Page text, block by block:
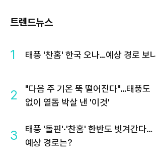
트렌드뉴스
1 태풍 '찬홈' 한국 오나…예상 경로 보니
2
"다음 주 기온 뚝 떨어진다"…태풍도
없이 열돔 박살 낸 '이것'
3
태풍 '돌핀'·'찬홈' 한반도 빗겨간다…
예상 경로는?